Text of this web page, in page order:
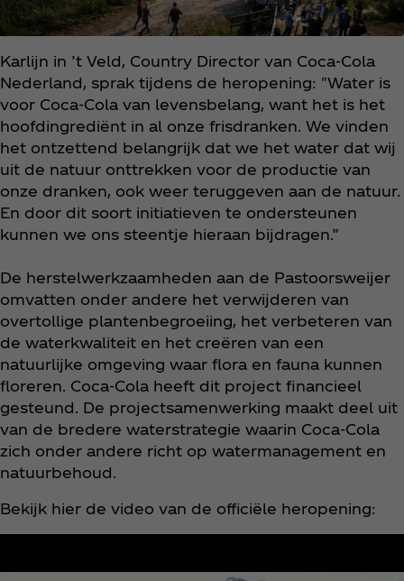
Karlijn in ’t Veld, Country Director van Coca‑Cola
Nederland, sprak tijdens de heropening: "Water is
voor Coca‑Cola van levensbelang, want het is het
hoofdingrediënt in al onze frisdranken. We vinden
het ontzettend belangrijk dat we het water dat wij
uit de natuur onttrekken voor de productie van
onze dranken, ook weer teruggeven aan de natuur.
En door dit soort initiatieven te ondersteunen
kunnen we ons steentje hieraan bijdragen.”
De herstelwerkzaamheden aan de Pastoorsweijer
omvatten onder andere het verwijderen van
overtollige plantenbegroeiing, het verbeteren van
de waterkwaliteit en het creëren van een
natuurlijke omgeving waar flora en fauna kunnen
floreren. Coca‑Cola heeft dit project financieel
gesteund. De projectsamenwerking maakt deel uit
van de bredere waterstrategie waarin Coca‑Cola
zich onder andere richt op watermanagement en
natuurbehoud.
Bekijk hier de video van de officiële heropening: